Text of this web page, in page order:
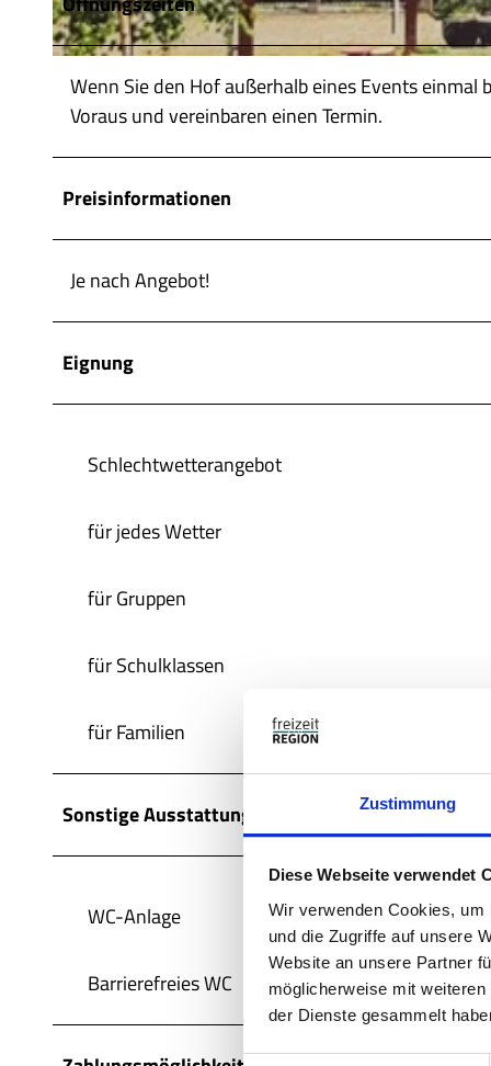
Zustimmung
Diese Webseite verwendet
Wir verwenden Cookies,
und die Zugriffe auf unsere
Website an unsere Partner
möglicherweise mit
der Dienste gesammelt
Wenn Sie den Hof außerhalb eines Events
Voraus und vereinbaren einen Termin.
Preisinformationen
Je nach Angebot!
Eignung
Schlechtwetterangebot
für jedes Wetter
für Gruppen
für Schulklassen
für Familien
Sonstige Ausstattung/Einrichtung
WC-Anlage
Barrierefreies WC